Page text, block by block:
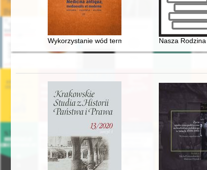
Wykorzystanie wód termalnych do celówNasza Rodzina